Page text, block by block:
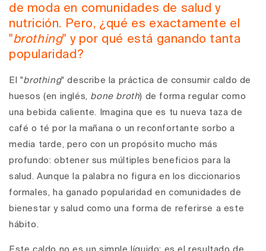
de moda en comunidades de salud y
nutrición. Pero, ¿qué es exactamente el
"brothing" y por qué está ganando tanta
popularidad?
El "brothing" describe la práctica de consumir caldo de
huesos (en inglés, bone broth) de forma regular como
una bebida caliente. Imagina que es tu nueva taza de
café o té por la mañana o un reconfortante sorbo a
media tarde, pero con un propósito mucho más
profundo: obtener sus múltiples beneficios para la
salud. Aunque la palabra no figura en los diccionarios
formales, ha ganado popularidad en comunidades de
bienestar y salud como una forma de referirse a este
hábito.